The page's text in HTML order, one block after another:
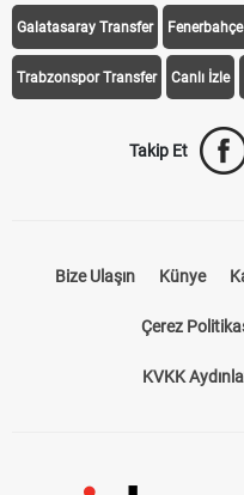
Galatasaray Transfer
Trabzonspor Transfer Canlı İzle
Takip Et
Bize Ulaşın Künye
Çerez
KVKK